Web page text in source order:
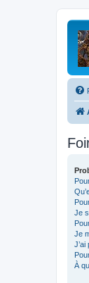
Je
Je
À